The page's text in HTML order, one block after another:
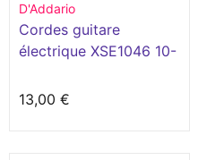
D'Addario
Cordes guitare
électrique XSE1046 10-
13,00 €